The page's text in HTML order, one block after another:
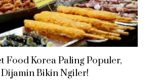
Food Korea Paling Populer,
Dijamin Bikin Ngiler!